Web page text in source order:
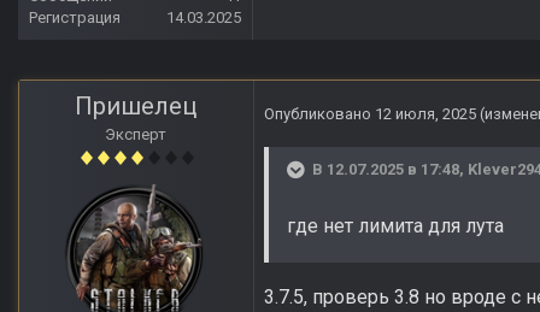
Регистрация
14.03.2025
Пришелец
Эксперт
Опубликовано 12 июля, 2025
В 12.07.2025 в 17:48,
где нет лимита для лута
3.7.5, проверь 3.8 но вроде с